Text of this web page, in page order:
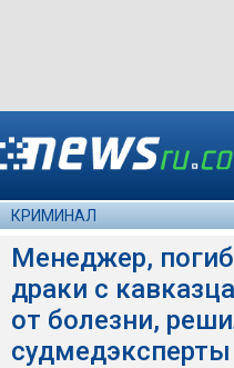
КРИМИНАЛ
Менеджер,
драки с
от болезни,
судмедэксперты